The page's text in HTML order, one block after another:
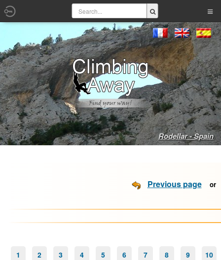
Rodellar - Spain
Previous page
1 2 3 4 5 6 7 8 9 10